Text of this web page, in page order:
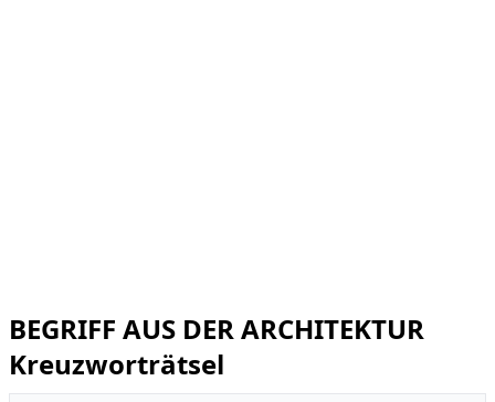
BEGRIFF AUS DER ARCHITEKTUR
Kreuzworträtsel